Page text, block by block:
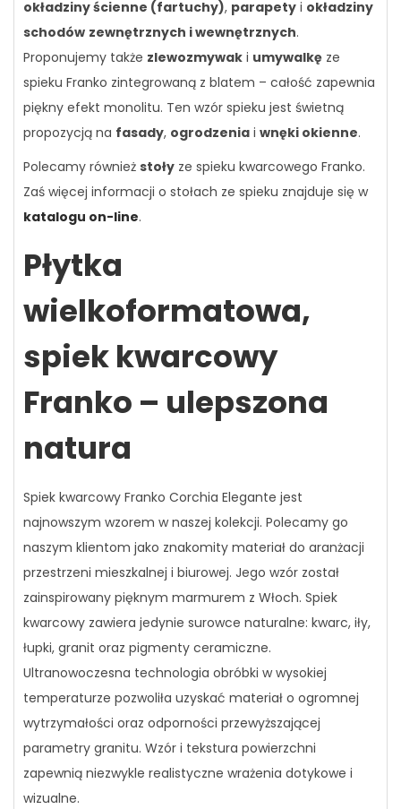
okładziny ścienne (fartuchy), parapety i okładziny
schodów zewnętrznych i wewnętrznych.
Proponujemy także zlewozmywak i umywalkę ze
spieku Franko zintegrowaną z blatem – całość zapewnia
piękny efekt monolitu. Ten wzór spieku jest świetną
propozycją na fasady, ogrodzenia i wnęki okienne.
Polecamy również stoły ze spieku kwarcowego Franko.
Zaś więcej informacji o stołach ze spieku znajduje się w
katalogu on-line.
Płytka
wielkoformatowa,
spiek kwarcowy
Franko – ulepszona
natura
Spiek kwarcowy Franko Corchia Elegante jest
najnowszym wzorem w naszej kolekcji. Polecamy go
naszym klientom jako znakomity materiał do aranżacji
przestrzeni mieszkalnej i biurowej. Jego wzór został
zainspirowany pięknym marmurem z Włoch. Spiek
kwarcowy zawiera jedynie surowce naturalne: kwarc, iły,
łupki, granit oraz pigmenty ceramiczne.
Ultranowoczesna technologia obróbki w wysokiej
temperaturze pozwoliła uzyskać materiał o ogromnej
wytrzymałości oraz odporności przewyższającej
parametry granitu. Wzór i tekstura powierzchni
zapewnią niezwykle realistyczne wrażenia dotykowe i
wizualne.